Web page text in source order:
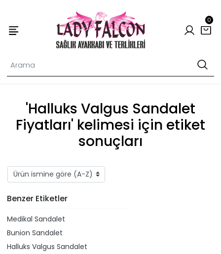
0
'Halluks Valgus Sandalet
Fiyatları' kelimesi için etiket
sonuçları
Benzer Etiketler
Medikal Sandalet
Bunion Sandalet
Halluks Valgus Sandalet